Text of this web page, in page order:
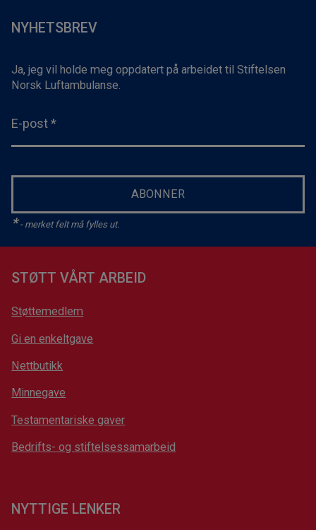
NYHETSBREV
Ja, jeg vil holde meg oppdatert på arbeidet til Stiftelsen
Norsk Luftambulanse.
E-post *
ABONNER
*- merket felt må fylles ut.
STØTT VÅRT ARBEID
Støttemedlem
Gi en enkeltgave
Nettbutikk
Minnegave
Testamentariske gaver
Bedrifts- og stiftelsessamarbeid
NYTTIGE LENKER